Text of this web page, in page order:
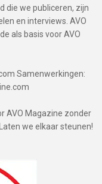
die we publiceren, zijn
en interviews. AVO
als basis voor AVO
Samenwerkingen:
AVO Magazine zonder
we elkaar steunen!